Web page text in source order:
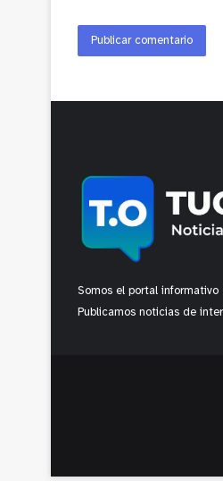
Somos el portal informativo
Publicamos noticias de